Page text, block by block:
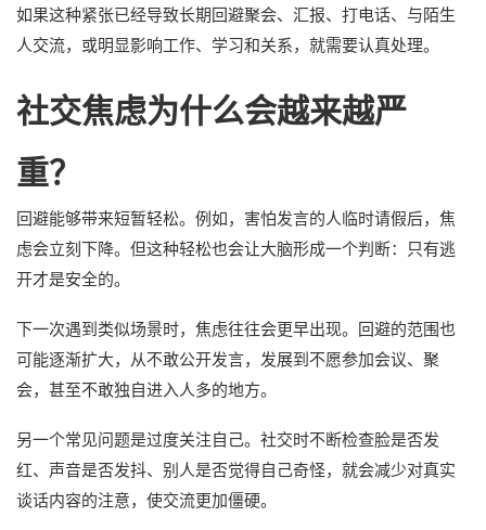
如果这种紧张已经导致长期回避聚会、汇报、打电话、与陌生
人交流，或明显影响工作、学习和关系，就需要认真处理。
社交焦虑为什么会越来越严
重？
回避能够带来短暂轻松。例如，害怕发言的人临时请假后，焦
虑会立刻下降。但这种轻松也会让大脑形成一个判断：只有逃
开才是安全的。
下一次遇到类似场景时，焦虑往往会更早出现。回避的范围也
可能逐渐扩大，从不敢公开发言，发展到不愿参加会议、聚
会，甚至不敢独自进入人多的地方。
另一个常见问题是过度关注自己。社交时不断检查脸是否发
红、声音是否发抖、别人是否觉得自己奇怪，就会减少对真实
谈话内容的注意，使交流更加僵硬。